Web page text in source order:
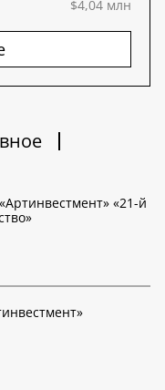
$4,04 млн
«21-й